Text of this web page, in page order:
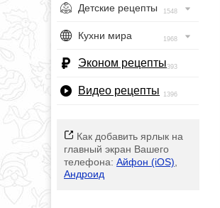
Детские рецепты 1548
Кухни мира 1968
Эконом рецепты393
Видео рецепты 1396
Как добавить ярлык на
главный экран Вашего
телефона: Айфон (iOS)
Андроид